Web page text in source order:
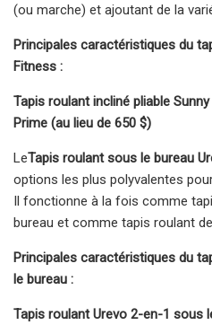
(ou marche) et ajoutant de la
Principales caractéristiques du
Fitness :
Tapis roulant incliné pliable
Prime (au lieu de 650 $)
LeTapis roulant sous le bureau
options les plus polyvalentes
Il fonctionne à la fois comme
bureau et comme tapis roulant
Principales caractéristiques du
le bureau :
Tapis roulant Urevo 2-en-1 sous